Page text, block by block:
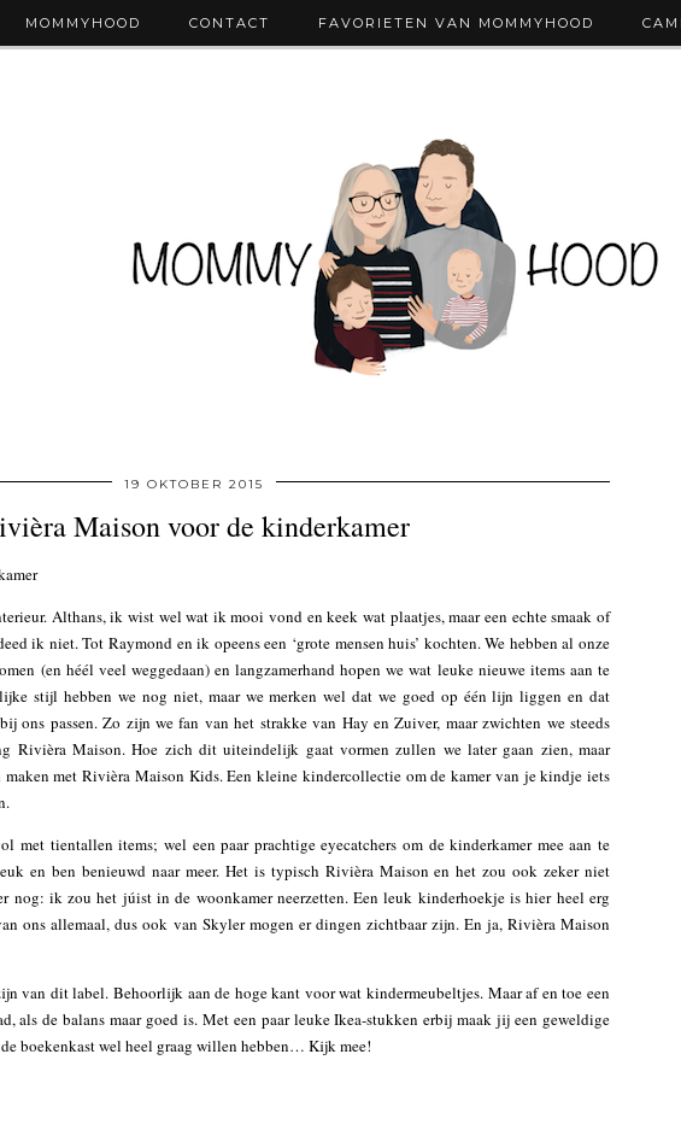
MOMMYHOOD CONTACT FAVORIETEN VAN MOMMYHOOD
19 OKTOBER 2015
Maison voor de kinderkamer
Althans, ik wist wel wat ik mooi vond en keek wat plaatjes, maar een echte smaak of
ik niet. Tot Raymond en ik opeens een ‘grote mensen huis’ kochten. We hebben al onze
(en héél veel weggedaan) en langzamerhand hopen we wat leuke nieuwe items aan te
stijl hebben we nog niet, maar we merken wel dat we goed op één lijn liggen en dat
ons passen. Zo zijn we fan van het strakke van Hay en Zuiver, maar zwichten we steeds
Rivièra Maison. Hoe zich dit uiteindelijk gaat vormen zullen we later gaan zien, maar
met Rivièra Maison Kids. Een kleine kindercollectie om de kamer van je kindje iets
met tientallen items; wel een paar prachtige eyecatchers om de kinderkamer mee aan te
en ben benieuwd naar meer. Het is typisch Rivièra Maison en het zou ook zeker niet
nog: ik zou het júist in de woonkamer neerzetten. Een leuk kinderhoekje is hier heel erg
ons allemaal, dus ook van Skyler mogen er dingen zichtbaar zijn. En ja, Rivièra Maison
van dit label. Behoorlijk aan de hoge kant voor wat kindermeubeltjes. Maar af en toe een
als de balans maar goed is. Met een paar leuke Ikea-stukken erbij maak jij een geweldige
boekenkast wel heel graag willen hebben… Kijk mee!